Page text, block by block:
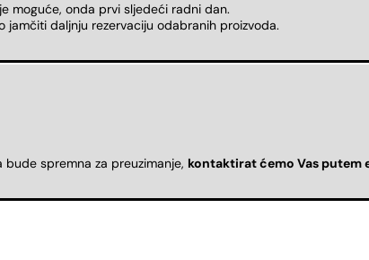
moguće, onda prvi sljedeći radni dan.
jamčiti daljnju rezervaciju odabranih proizvoda.
bude spremna za preuzimanje, kontaktirat ćemo Vas putem